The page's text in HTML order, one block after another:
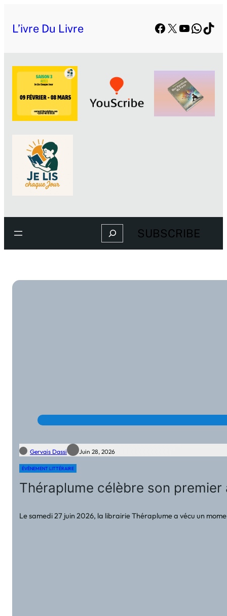
L’ivre Du Livre Facebook
X YouTube
Search SUBSCRIBE
Gervais Dassi Juin 28, 2026
ÉVÈNEMENT LITTÉRAIRE
Théraplume célèbre son
Le samedi 27 juin 2026, la librairie Théraplume a vécu un